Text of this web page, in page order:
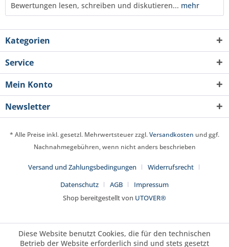
Bewertungen lesen, schreiben und diskutieren... mehr
Kategorien
Service
Mein Konto
Newsletter
* Alle Preise inkl. gesetzl. Mehrwertsteuer zzgl.Versandkosten und ggf.
Nachnahmegebühren, wenn nicht anders beschrieben
Versand und Zahlungsbedingungen
Widerrufsrecht
Datenschutz
AGB
Impressum
Shop bereitgestellt von UTOVER®
Diese Website benutzt Cookies, die für den technischen
Betrieb der Website erforderlich sind und stets gesetzt